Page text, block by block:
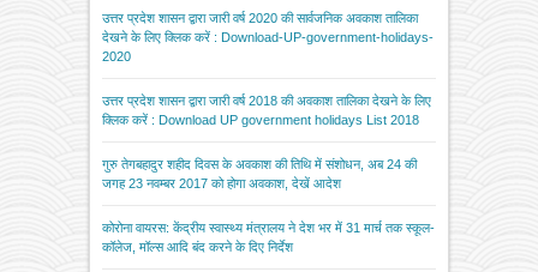
उत्तर प्रदेश शासन द्वारा जारी वर्ष 2020 की सार्वजनिक अवकाश तालिका
देखने के लिए क्लिक करें : Download-UP-government-holidays-
2020
उत्तर प्रदेश शासन द्वारा जारी वर्ष 2018 की अवकाश तालिका देखने के लिए
क्लिक करें : Download UP government holidays List 2018
गुरु तेगबहादुर शहीद दिवस के अवकाश की तिथि में संशोधन, अब 24 की
जगह 23 नवम्बर 2017 को होगा अवकाश, देखें आदेश
कोरोना वायरस: केंद्रीय स्वास्थ्य मंत्रालय ने देश भर में 31 मार्च तक स्कूल-
कॉलेज, मॉल्स आदि बंद करने के दिए निर्देश